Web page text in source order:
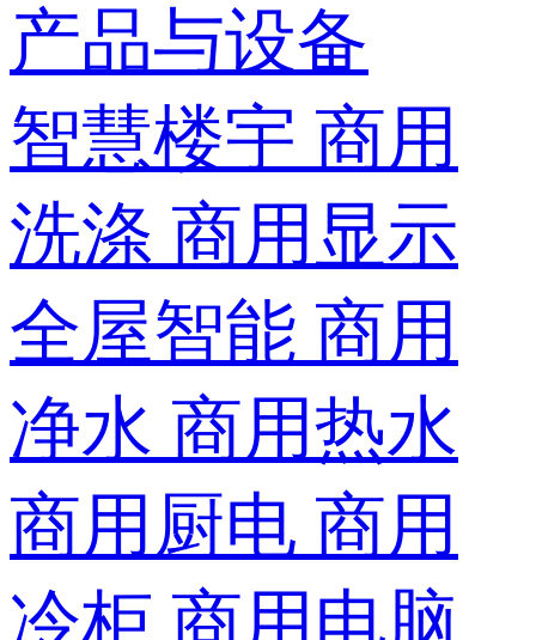
产品与设备
智慧楼宇 商用
洗涤 商用显示
全屋智能 商用
净水 商用热水
商用厨电 商用
冷柜 商用电脑